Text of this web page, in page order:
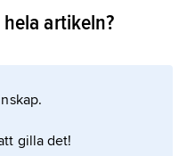
artikeln?
gilla det!